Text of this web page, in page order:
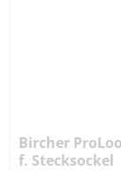
Bircher
f. Stecksockel